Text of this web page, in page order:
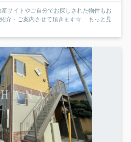
サイトやご自分でお探しされた物件もお
介・ご案内させて頂きます☆ ... もっと見